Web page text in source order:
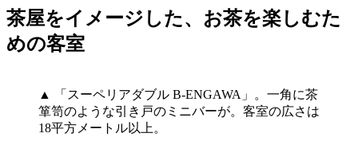
茶屋をイメージした、お茶を楽しむた
めの客室
▲ 「スーペリアダブル B-ENGAWA」。一角に茶
箪笥のような引き戸のミニバーが。客室の広さは
18平方メートル以上。